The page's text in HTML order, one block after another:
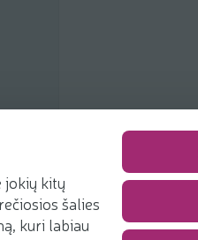
jokių kitų
šalies
kuri labiauPakavimo mokestis